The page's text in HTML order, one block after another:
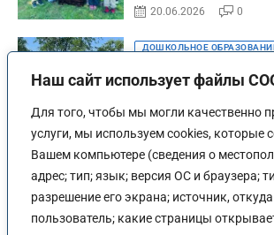
Наш сайт использует файлы
Для того, чтобы мы могли качественно
услуги, мы используем cookies, которые
Вашем компьютере (сведения о
адрес; тип; язык; версия ОС и браузера;
разрешение его экрана; источник,
пользователь; какие страницы
20.06.2026 0
ДОШКОЛЬНОЕ
Поздравляем
специальности
образование» с
производственной
19.06.2026 0
ДОШКОЛЬНОЕ ОБРАЗОВАНИЕ
Студенты
«Преподавание в
классах» и